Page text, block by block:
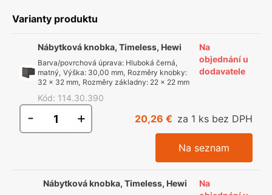
Varianty produktu
Nábytková knobka, Timeless, Hewi
Barva/povrchová úprava: Hluboká černá,
matný, Výška: 30,00 mm, Rozměry knobky:
32 x 32 mm, Rozměry základny: 22 x 22 mm
Kód: 114.30.390
Na
objednání u
dodavatele
- + 20,26 € za 1 ks bez DPH
Na seznam
Nábytková knobka, Timeless, Hewi
Na